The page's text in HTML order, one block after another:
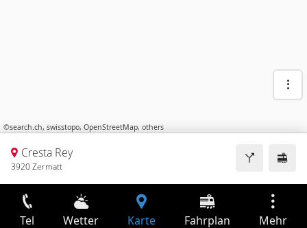
©search.ch, swisstopo, OpenStreetMap, others
Cresta Rey
3920 Zermatt
Tel Wetter Karte Fahrplan Mehr